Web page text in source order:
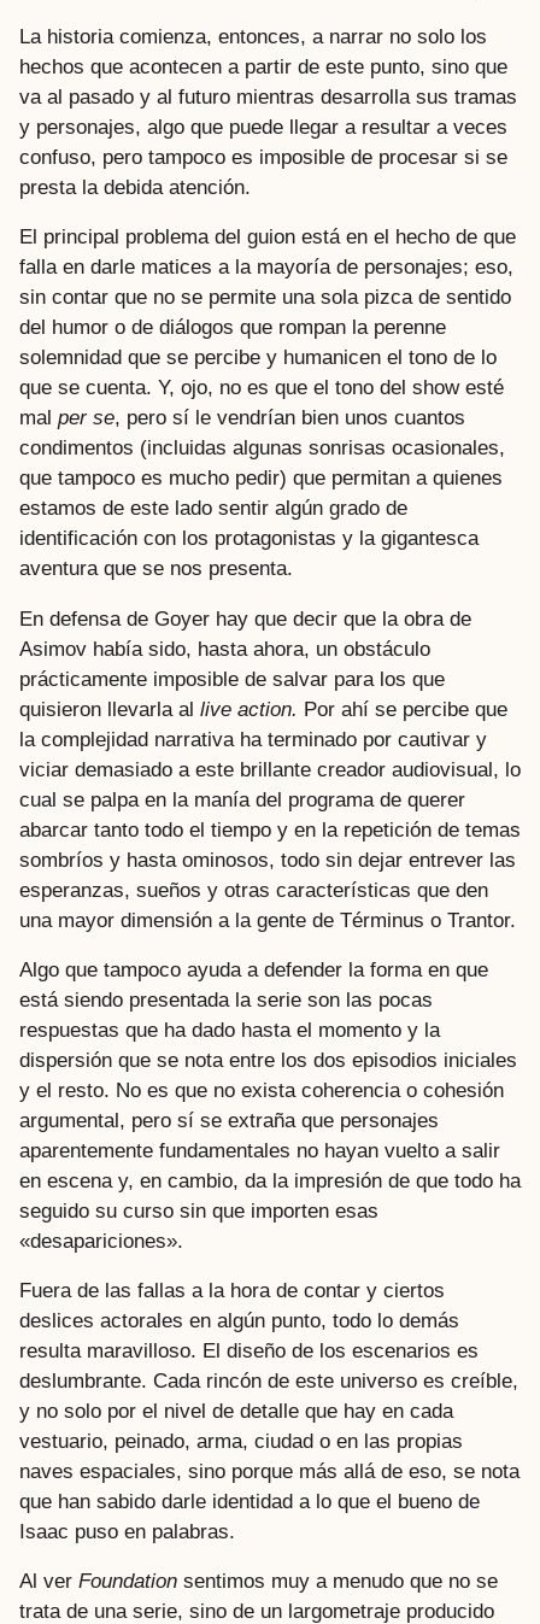
La historia comienza, entonces, a narrar no solo los
hechos que acontecen a partir de este punto, sino que
va al pasado y al futuro mientras desarrolla sus tramas
y personajes, algo que puede llegar a resultar a veces
confuso, pero tampoco es imposible de procesar si se
presta la debida atención.
El principal problema del guion está en el hecho de que
falla en darle matices a la mayoría de personajes; eso,
sin contar que no se permite una sola pizca de sentido
del humor o de diálogos que rompan la perenne
solemnidad que se percibe y humanicen el tono de lo
que se cuenta. Y, ojo, no es que el tono del show esté
mal per se, pero sí le vendrían bien unos cuantos
condimentos (incluidas algunas sonrisas ocasionales,
que tampoco es mucho pedir) que permitan a quienes
estamos de este lado sentir algún grado de
identificación con los protagonistas y la gigantesca
aventura que se nos presenta.
En defensa de Goyer hay que decir que la obra de
Asimov había sido, hasta ahora, un obstáculo
prácticamente imposible de salvar para los que
quisieron llevarla al live action. Por ahí se percibe que
la complejidad narrativa ha terminado por cautivar y
viciar demasiado a este brillante creador audiovisual, lo
cual se palpa en la manía del programa de querer
abarcar tanto todo el tiempo y en la repetición de temas
sombríos y hasta ominosos, todo sin dejar entrever las
esperanzas, sueños y otras características que den
una mayor dimensión a la gente de Términus o Trantor.
Algo que tampoco ayuda a defender la forma en que
está siendo presentada la serie son las pocas
respuestas que ha dado hasta el momento y la
dispersión que se nota entre los dos episodios iniciales
y el resto. No es que no exista coherencia o cohesión
argumental, pero sí se extraña que personajes
aparentemente fundamentales no hayan vuelto a salir
en escena y, en cambio, da la impresión de que todo ha
seguido su curso sin que importen esas
«desapariciones».
Fuera de las fallas a la hora de contar y ciertos
deslices actorales en algún punto, todo lo demás
resulta maravilloso. El diseño de los escenarios es
deslumbrante. Cada rincón de este universo es creíble,
y no solo por el nivel de detalle que hay en cada
vestuario, peinado, arma, ciudad o en las propias
naves espaciales, sino porque más allá de eso, se nota
que han sabido darle identidad a lo que el bueno de
Isaac puso en palabras.
Al ver Foundation sentimos muy a menudo que no se
trata de una serie, sino de un largometraje producido